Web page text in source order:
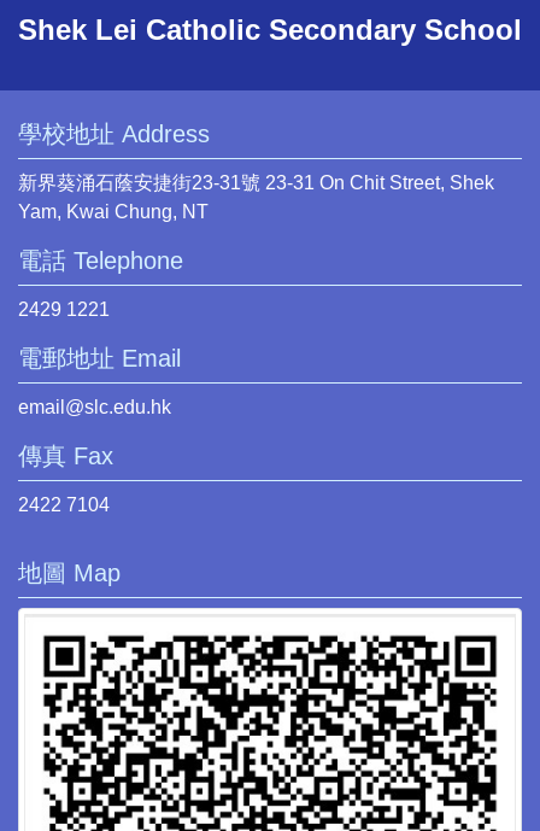
Shek Lei Catholic Secondary School
學校地址 Address
新界葵涌石蔭安捷街23-31號 23-31 On Chit Street, Shek
Yam, Kwai Chung, NT
電話 Telephone
2429 1221
電郵地址 Email
email@slc.edu.hk
傳真 Fax
2422 7104
地圖 Map